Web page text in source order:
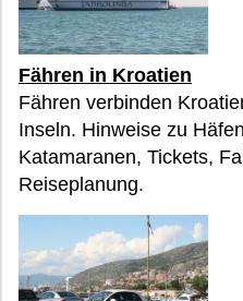
Fähren in Kroatien
Fähren verbinden
Inseln. Hinweise zu
Katamaranen, Tickets,
Reiseplanung.